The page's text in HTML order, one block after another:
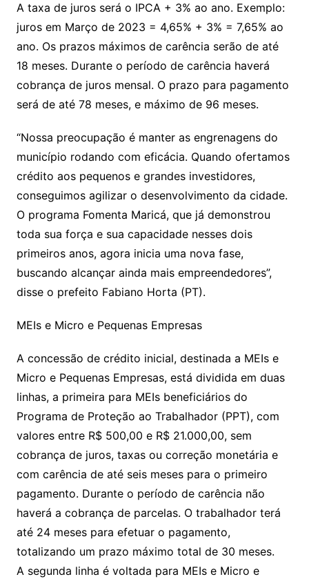
A taxa de juros será o IPCA + 3% ao ano. Exemplo:
juros em Março de 2023 = 4,65% + 3% = 7,65% ao
ano. Os prazos máximos de carência serão de até
18 meses. Durante o período de carência haverá
cobrança de juros mensal. O prazo para pagamento
será de até 78 meses, e máximo de 96 meses.
“Nossa preocupação é manter as engrenagens do
município rodando com eficácia. Quando ofertamos
crédito aos pequenos e grandes investidores,
conseguimos agilizar o desenvolvimento da cidade.
O programa Fomenta Maricá, que já demonstrou
toda sua força e sua capacidade nesses dois
primeiros anos, agora inicia uma nova fase,
buscando alcançar ainda mais empreendedores”,
disse o prefeito Fabiano Horta (PT).
MEIs e Micro e Pequenas Empresas
A concessão de crédito inicial, destinada a MEIs e
Micro e Pequenas Empresas, está dividida em duas
linhas, a primeira para MEIs beneficiários do
Programa de Proteção ao Trabalhador (PPT), com
valores entre R$ 500,00 e R$ 21.000,00, sem
cobrança de juros, taxas ou correção monetária e
com carência de até seis meses para o primeiro
pagamento. Durante o período de carência não
haverá a cobrança de parcelas. O trabalhador terá
até 24 meses para efetuar o pagamento,
totalizando um prazo máximo total de 30 meses.
A segunda linha é voltada para MEIs e Micro e